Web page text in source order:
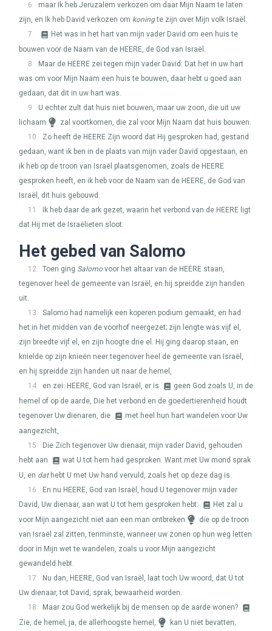
6
maar Ik heb Jeruzalem verkozen om daar Mijn Naam te laten
zijn, en Ik heb David verkozen om koningte zijn over Mijn volk Israël.
7
Het was in het hart van mijn vader David om een huis te
bouwen voor de Naam van de HEERE, de God van Israël.
8
Maar de HEERE zei tegen mijn vader David: Dat het in uw hart
was om voor Mijn Naam een huis te bouwen, daar hebt u goed aan
gedaan, dat dit in uw hart was.
9
U echter zult dat huis niet bouwen, maar uw zoon, die uit uw
lichaam
zal voortkomen, die zal voor Mijn Naam dat huis bouwen.
10
Zo heeft de HEERE Zijn woord dat Hij gesproken had, gestand
gedaan, want ik ben in de plaats van mijn vader David opgestaan, en
ik heb op de troon van Israël plaatsgenomen, zoals de HEERE
gesproken heeft, en ik heb voor de Naam van de HEERE, de God van
Israël, dit huis gebouwd.
11
Ik heb daar de ark gezet, waarin het verbond van de HEERE ligt
dat Hij met de Israëlieten sloot.
Het gebed van Salomo
12 Toen ging Salomovoor het altaar van de HEERE staan,
tegenover heel de gemeente van Israël, en hij spreidde zijn handen
uit.
13
Salomo had namelijk een koperen podium gemaakt, en had
het in het midden van de voorhof neergezet; zijn lengte was vijf el,
zijn breedte vijf el, en zijn hoogte drie el. Hij ging daarop staan, en
knielde op zijn knieën neer tegenover heel de gemeente van Israël,
en hij spreidde zijn handen uit naar de hemel,
14
en zei: HEERE, God van Israël, er is
geen God zoals U, in de
hemel of op de aarde, Die het verbond en de goedertierenheid houdt
tegenover Uw dienaren, die
met heel hun hart wandelen voor Uw
aangezicht,
15
Die Zich tegenover Uw dienaar, mijn vader David, gehouden
hebt aan
wat U tot hem had gesproken. Want met Uw mond sprak
U, en dathebt U met Uw hand vervuld, zoals het op deze dag is.
16
En nu HEERE, God van Israël, houd U tegenover mijn vader
David, Uw dienaar, aan wat U tot hem gesproken hebt:
Het zal u
voor Mijn aangezicht niet aan een man ontbreken
die op de troon
van Israël zal zitten, tenminste, wanneer uw zonen op hun weg letten
door in Mijn wet te wandelen, zoals u voor Mijn aangezicht
gewandeld hebt.
17
Nu dan, HEERE, God van Israël, laat toch Uw woord, dat U tot
Uw dienaar, tot David, sprak, bewaarheid worden.
18
Maar zou God werkelijk bij de mensen op de aarde wonen?
Zie, de hemel, ja, de allerhoogste hemel,
kan U niet bevatten,